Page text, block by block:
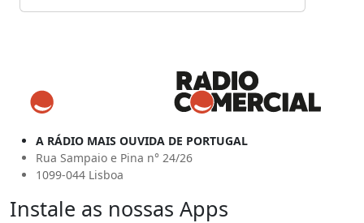
A RÁDIO MAIS OUVIDA DE PORTUGAL
Rua Sampaio e Pina n° 24/26
1099-044 Lisboa
Instale as nossas Apps